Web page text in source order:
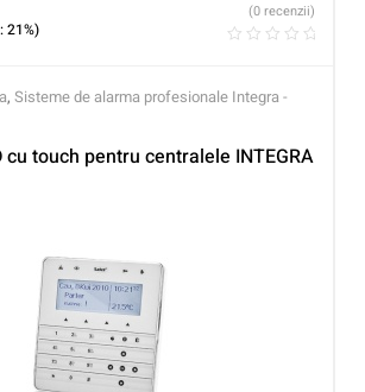
21%)
(0 recenzii)
, Sisteme de alarma profesionale Integra -
cu touch pentru centralele INTEGRA